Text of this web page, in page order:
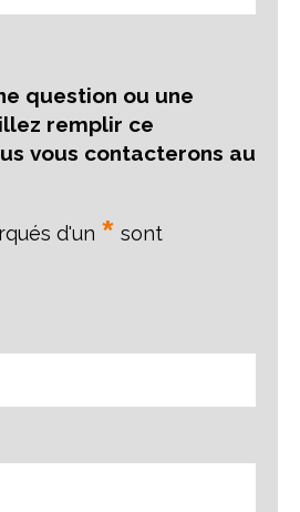
question ou une
remplir ce
vous contacterons au
d'un * sont